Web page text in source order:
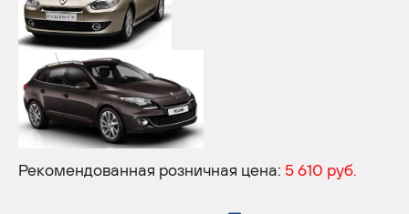
Рекомендованная розничная цена: 5 610 руб.